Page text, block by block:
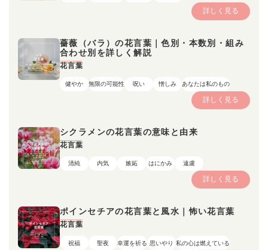
詳しく見る
薔薇（バラ）の花言葉｜色別・本数別・組み
合わせ別を詳しく解説
花言葉
健やか 無限の可能性 呪い 憎しみ あなたは私のもの
詳しく見る
シクラメンの花言葉の意味と由来
花言葉
清純 内気 嫉妬 はにかみ 遠慮
詳しく見る
ポインセチアの花言葉と風水｜怖い花言葉
花言葉
祝福 聖夜 幸運を祈る 思いやり 私の心は燃えている